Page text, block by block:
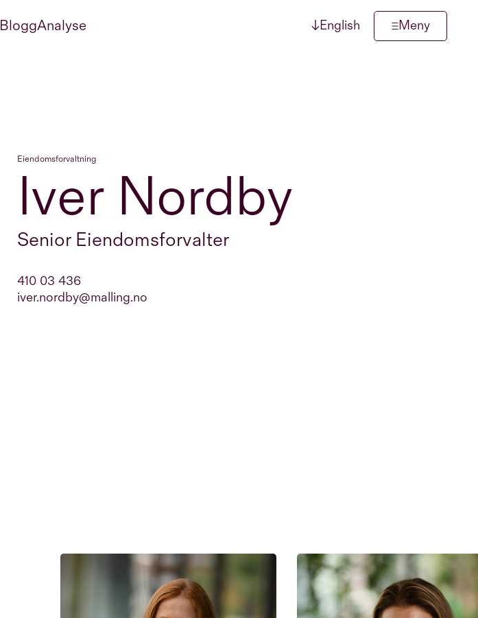
BloggAnalyse ↓English Meny
Eiendomsforvaltning
Iver Nordby
Senior Eiendomsforvalter
410 03 436
iver.nordby@malling.no